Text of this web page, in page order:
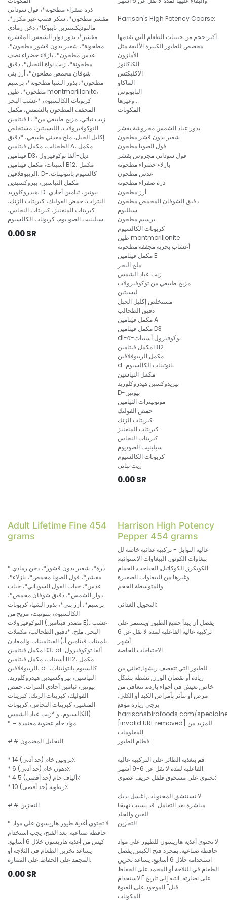
ذرة صفراء مطحونة*، فول سوداني
مقشر مطحون*، سكر قصب غير مكرر*،
مالتوديكسترين تابيوكا*، دخن رمادي
مقشر*، بذور دوار الشمس المقشرة
مطحونة*، شعير بدون قشور مطحون*،
عدس مطحون*، بازلاء خضراء نصف
مطحونة*، زيت نواة النخيل*، دقيق
شوفان محمص مطحون*، أرز بني
مطحون*، بذور الشيا مطحونة*، برسيم
مطحون*، طين montmorillonite،
كربونات الكالسيوم، *عشب البحر
المجفف المطحون بالشمس، مكمل
فيتامين E، *زيت نباتي، مزيج طبيعي من
التوكوفيرولات، الليسيثين، مستخلص
إكليل الجبل، ملح معدني طبيعي، *دقيق
الطحالب، مكمل فيتامين A، مكمل
فيتامين D3، ديل-ألفا توكوفيرول
أسيتات، مكمل فيتامين B12، مكمل
الريبوفلافين، D-كالسيوم بانتوثينات،
مكمل النياسين، بيروكسيدين
هيدروكلوريد، D-بيوتين، ثيامين أحادي
النترات، حمض الفوليك، كبريتات الزنك،
كبريتات المنغنيز، كبريتات النحاس،
سيلينيت الصوديوم، كربونات الكالسيوم.
0.00SR
Harrison's High Potency Coarse:
أكبر حجم من حبيبات الطعام التي نقدمها.
مخصص للطيور الكبيرة الأليفة مثل:
الأمازون
الكاكاتوز
الاكليكتس
الماكاو
البايونوس
وغيرها...
المكونات:
بذور عباد الشمس مجروشة بقشر
شعير بدون قشر مطحون
فول الصويا مطحون
فول سوداني مجروش بقشر
بازلاء خضراء مطحونة
عدس مطحون
ذرة صفراء مطحونة
أرز مطحون
دقيق الشوفان المحمص مطحون
سيلليوم
برسيم مطحون
كربونات الكالسيوم
طين montmorillonite
أعشاب بحرية مجففة مطحونة
مكمل فيتامين E
ملح البحر
زيت عباد الشمس
مزيج طبيعي من توكوفيرولات
ليسيثين
مستخلص إكليل الجبل
دقيق الطحالب
مكمل فيتامين A
مكمل فيتامين D3
dl-α-توكوفيرول أسيتات
مكمل فيتامين B12
مكمل الريبوفلافين
d-بانوتينات الكالسيوم
مكمل النياسين
بيريدوكسين هيدروكلوريد
D-بيوتين
مونونيترات الثيامين
حمض الفوليك
كبريتات الزنك
كبريتات المنغنيز
كبريتات النحاس
سيلينيت الصوديوم
كربونات الكالسيوم
زيت نباتي
0.00SR
Adult Lifetime Fine 454
grams
* ذرة*، شعير بدون قشور*، دخن رمادي
مقشر*، فول الصويا محمص*، بازلاء*،
عدس*، حبات الفول السوداني*، حبات
دوار الشمس*، دقيق شوفان محمص*،
برسيم*، أرز بني*، بذور الشيا، كربونات
الكالسيوم، بنتونيت، مزيج من
التوكوفيرولات (مصدر فيتامين E)، عشب
البحر، ملح، *دقيق الطحالب، مكملات
الفيتامينات والمعادن (بلميتات فيتامين أ،
مكمل فيتامين D3، dl-ألفا توكوفيرول
أسيتات، مكمل فيتامين B12، مكمل
الريبوفلافين، d-كالسيوم بانتوثينات،
النياسين، بيروكسيدين هيدروكلوريد،
بيوتين، ثيامين أحادي النترات، حمض
الفوليك، كبريتات الزنك، كبريتات
المنغنيز، كبريتات النحاس، كربونات
الكالسيوم، و *زيت عباد الشمس)
* = مواد خام عضوية معتمدة.
## التحليل المضمون:
* بروتين خام (حد أدنى) 14٪
* دهون خام (حد أدنى) 6٪
* ألياف خام (حد أقصى) 4.5٪
* رطوبة (حد أقصى) 10٪
## التخزين:
* لا تحتوي أغذية طيور هاريسون على مواد
حافظة صناعية. بعد الفتح، يجب استخدام
كيس من أغذية هاريسون خلال 6 أسابيع.
يساعد تخزين الطعام في الثلاجة أو
المجمد على الحفاظ على النضارة.
0.00SR
Harrison High Potency
Pepper 454 grams
عالية التوابل - تركيبة غذائية خاصة لل
ببغاوات الكونور, الببغاوات الاستوائية,
الكويكرز, الكوكاتيل, الحباحب, الحمام
وغيرها من الببغاوات الصغيرة
والمتوسطة الحجم.
التحويل الغذائي:
يفضل أن يبدأ جميع الطيور ويستمر على
تركيبة عالية الفاعلية لمدة لا تقل عن 6
أشهر.
الاحتياجات الخاصة:
للطيور التي تتقصف ريشها, تعاني من
زيادة أو نقصان الوزن, نشطة بشكل
خاص, تعيش في أجواء باردة, تتعافى من
مرض أو تتأثر بأمراض الكبد أو الكلى.
يرجى زيارة موقع
harrisonsbirdfoods.com/
[invalid URL removed] للمزيد من
المعلومات.
فطام الطيور:
قم بتغذية الطائر على التركيبة عالية
الفاعلية لمدة لا تقل عن 6-9 أشهر.
تحتوي على مسحوق فلفل حريف عضوي:
لا تستنشق المحتويات, اغسل يديك
مباشرة بعد التعامل. قد يسبب تهيجًا
للعين والجلد.
التخزين:
لا تحتوي أغذية هاريسون للطيور على مواد
حافظة صناعية. بمجرد فتح الكيس, يفضل
استخدامه خلال 6 أسابيع. يساعد تخزين
الطعام في الثلاجة أو المجمد على الحفاظ
على نضارته. انتبه إلى تاريخ "الاستخدام
قبل" الموجود على العبوة.
المكونات: